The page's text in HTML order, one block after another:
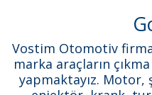
Vostim Otomotiv
marka araçların
yapmaktayız. Motor,